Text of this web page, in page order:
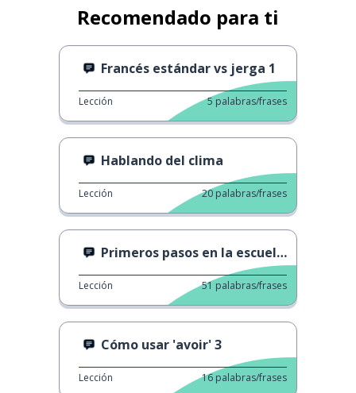
Recomendado para ti
Francés estándar vs jerga 1
Lección 5 palabras/frases
Hablando del clima
Lección 20 palabras/frases
Primeros pasos en la escuela de preescolar
Lección 51 palabras/frases
Cómo usar 'avoir' 3
Lección 16 palabras/frases